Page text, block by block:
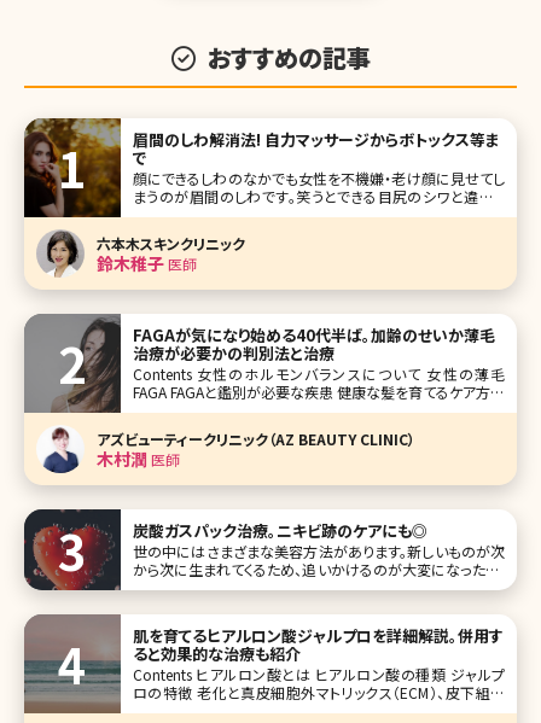
おすすめの記事
眉間のしわ解消法! 自力マッサージからボトックス等ま
で
顔にできるしわのなかでも女性を不機嫌・老け顔に見せてし
まうのが眉間のしわです。笑うとできる目尻のシワと違って
眉間のしわは「いつも怒っている人」というネガティブな印象
しれません。では眉間のしわを解消・予防するにはどうしたら
いいのでしょうか。 目
六本木スキンクリニック
鈴木稚子医師
FAGAが気になり始める40代半ば。加齢のせいか薄毛
治療が必要かの判別法と治療
Contents 女性のホルモンバランスについて 女性の薄毛
FAGA FAGAと鑑別が必要な疾患 健康な髪を育てるケア方法
とは? 【監修医師からのワンポイント】FAGAはホルモンをは
じめ、様々な要因が絡み合って生じます。まずは、普段の生活
など見直していきましょう。
アズビューティークリニック（AZ BEAUTY CLINIC）
木村潤 医師
炭酸ガスパック治療。ニキビ跡のケアにも◎
世の中にはさまざまな美容方法があります。新しいものが次
から次に生まれてくるため、追いかけるのが大変になったり、
どんなものが本当に効果があるのかわからなくなってきたり
上げます。その効果はニキビ跡を始め、美肌やアンチエイジ
ングのためのさまざま
肌を育てるヒアルロン酸ジャルプロを詳細解説。併用す
ると効果的な治療も紹介
Contents ヒアルロン酸とは ヒアルロン酸の種類 ジャルプ
ロの特徴 老化と真皮細胞外マトリックス（ECM）、皮下組織
のリガメントのお話 ジャルプロに似ている施術、組み合わせ